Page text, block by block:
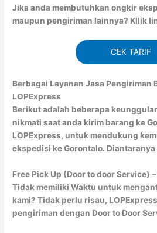
Jika anda membutuhkan ongkir
maupun pengiriman lainnya? Kllik
CEK TARIF
Berbagai Layanan Jasa Pengiriman
LOPExpress
Berikut adalah beberapa
nikmati saat anda kirim barang ke
LOPExpress, untuk mendukung
ekspedisi ke Gorontalo. Diantaranya
Free Pick Up (Door to door Service)
Tidak memiliki Waktu untuk
kami? Tidak perlu risau,
pengiriman dengan Door to Door